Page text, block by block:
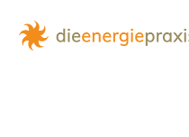
Inhalt
springen